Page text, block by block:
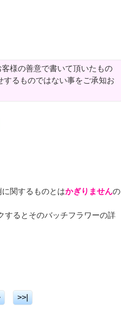
様の善意で書いて頂いたもの
るものではない事をご承知お
に関するものとはかぎりませんの
するとそのバッチフラワーの詳
>>|